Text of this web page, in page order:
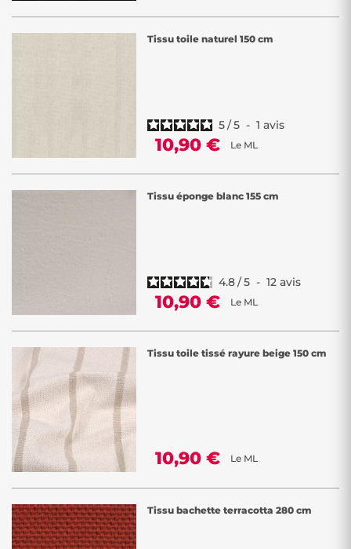
Tissu toile naturel 150 cm
5/5 - 1 avis
10,90 € Le ML
Tissu éponge blanc 155 cm
4.8/5 - 12 avis
10,90 € Le ML
Tissu toile tissé rayure beige 150 cm
10,90 € Le ML
Tissu bachette terracotta 280 cm